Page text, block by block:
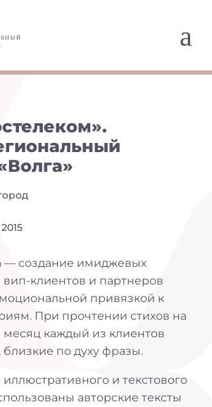
a
— создание имиджевых
вип-клиентов и партнеров
привязкой к
При прочтении стихов на
каждый из клиентов
близкие по духу фразы.
и текстового
авторские тексты